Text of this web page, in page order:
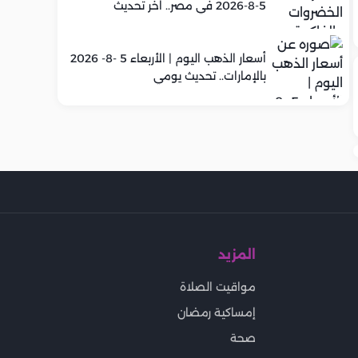
5-8-2026 في مصر.. اخر تحديث
أسعار الذهب اليوم | الأربعاء 5 -8- 2026
بالإمارات.. تحديث يومي
المزيد
مواقيت الصلاة
إمساكية رمضان
صحة